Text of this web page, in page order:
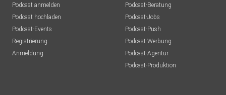
Podcast anmelden
Podcast hochladen
Podcast-Events
Registrierung
Anmeldung
Podcast-Beratung
Podcast-Jobs
Podcast-Push
Podcast-Werbung
Podcast-Agentur
Podcast-Produktion